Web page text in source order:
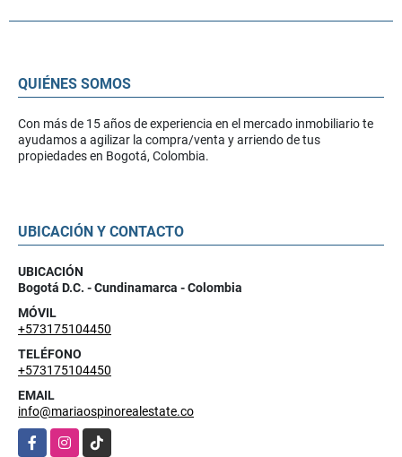
QUIÉNES SOMOS
Con más de 15 años de experiencia en el mercado inmobiliario te
ayudamos a agilizar la compra/venta y arriendo de tus
propiedades en Bogotá, Colombia.
UBICACIÓN Y CONTACTO
UBICACIÓN
Bogotá D.C. - Cundinamarca - Colombia
MÓVIL
+573175104450
TELÉFONO
+573175104450
EMAIL
info@mariaospinorealestate.co
FacebookInstagram
TikTok